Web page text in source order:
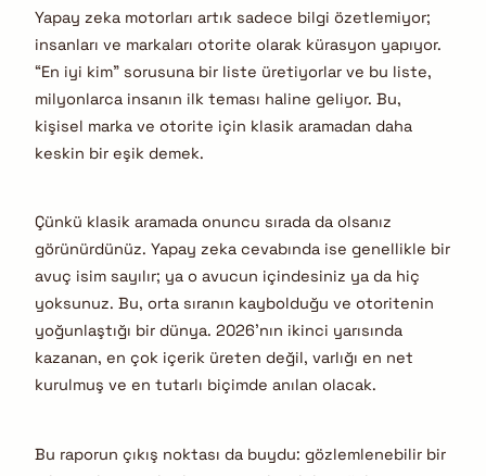
Yapay zeka motorları artık sadece bilgi özetlemiyor;
insanları ve markaları otorite olarak kürasyon yapıyor.
“En iyi kim” sorusuna bir liste üretiyorlar ve bu liste,
milyonlarca insanın ilk teması haline geliyor. Bu,
kişisel marka ve otorite için klasik aramadan daha
keskin bir eşik demek.
Çünkü klasik aramada onuncu sırada da olsanız
görünürdünüz. Yapay zeka cevabında ise genellikle bir
avuç isim sayılır; ya o avucun içindesiniz ya da hiç
yoksunuz. Bu, orta sıranın kaybolduğu ve otoritenin
yoğunlaştığı bir dünya. 2026’nın ikinci yarısında
kazanan, en çok içerik üreten değil, varlığı en net
kurulmuş ve en tutarlı biçimde anılan olacak.
Bu raporun çıkış noktası da buydu: gözlemlenebilir bir